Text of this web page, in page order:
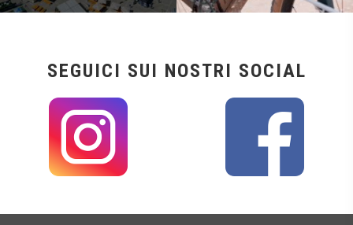
SEGUICI SUI NOSTRI SOCIAL